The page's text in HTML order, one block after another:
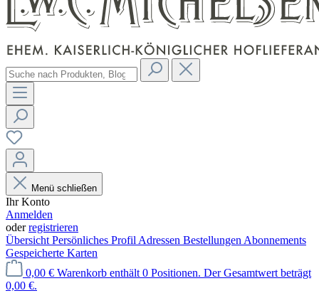
Menü schließen
Ihr Konto
Anmelden
oderregistrieren
Übersicht Persönliches Profil Adressen Bestellungen Abonnements
Gespeicherte Karten
0,00 € Warenkorb enthält 0 Positionen. Der Gesamtwert beträgt
0,00 €.